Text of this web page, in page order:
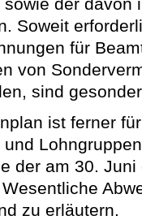
sowie der davon
Soweit
für
von
sind
ist ferner
und
der am 30.
zu erläutern.